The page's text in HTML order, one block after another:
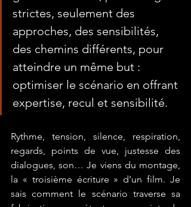
strictes, seulement des
approches, des sensibilités,
des chemins différents, pour
atteindre un même but :
optimiser le scénario en offrant
expertise, recul et sensibilité.
Rythme, tension, silence, respiration,
regards, points de vue, justesse des
dialogues, son… Je viens du montage,
la « troisième écriture » d’un film. Je
sais comment le scénario traverse sa